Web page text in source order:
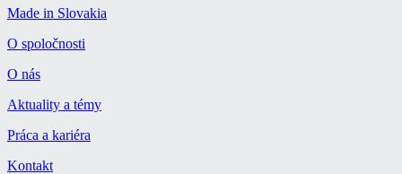
Made in Slovakia
O spoločnosti
O nás
Aktuality a témy
Práca a kariéra
Kontakt